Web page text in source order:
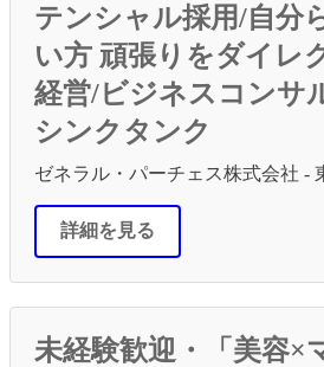
テンシャル採用/自分
い方 頑張りをダイレ
経営/ビジネスコンサ
シンクタンク
ゼネラル・パーチェス株式会社 -
詳細を見る
未経験歓迎・「美容×